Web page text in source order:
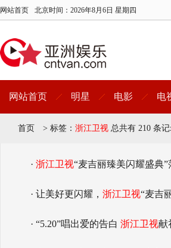
网站首页 北京时间： 2026年8月6日 星期四
网站首页 明星 电影 电
首页 > 标签： 浙江卫视 总共有 210 条
· 浙江卫视“麦吉丽臻美闪耀盛典
· 让美好更闪耀， 浙江卫视“麦吉
· “5.20”唱出爱的告白 浙江卫视献